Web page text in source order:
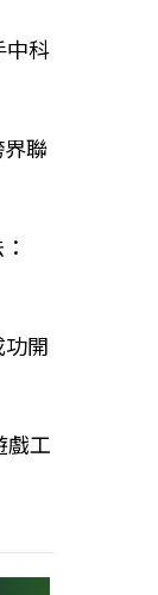
中科
聯
開
戲工